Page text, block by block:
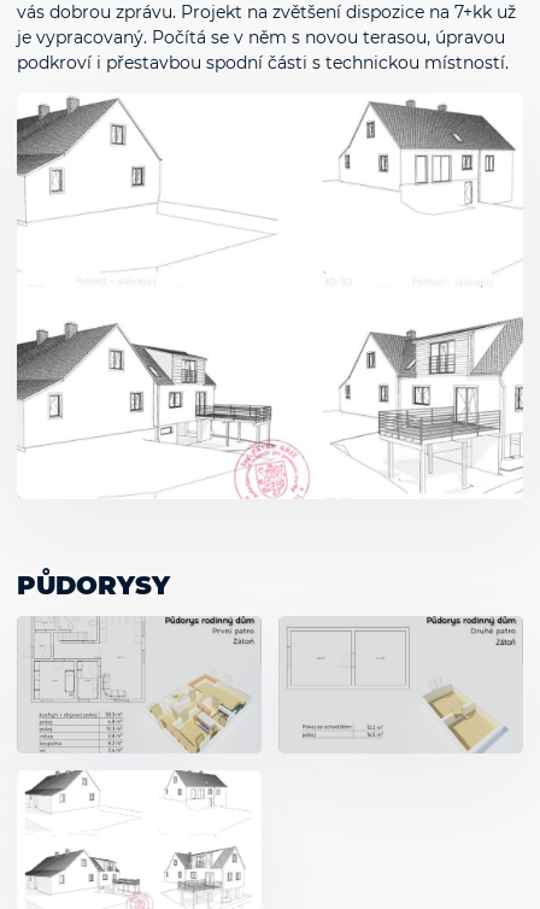
vás dobrou zprávu. Projekt na zvětšení dispozice na 7+kk už
je vypracovaný. Počítá se v něm s novou terasou, úpravou
podkroví i přestavbou spodní části s technickou místností.
PŮDORYSY